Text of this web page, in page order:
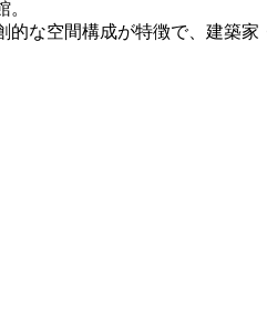
な空間構成が特徴で、建築家